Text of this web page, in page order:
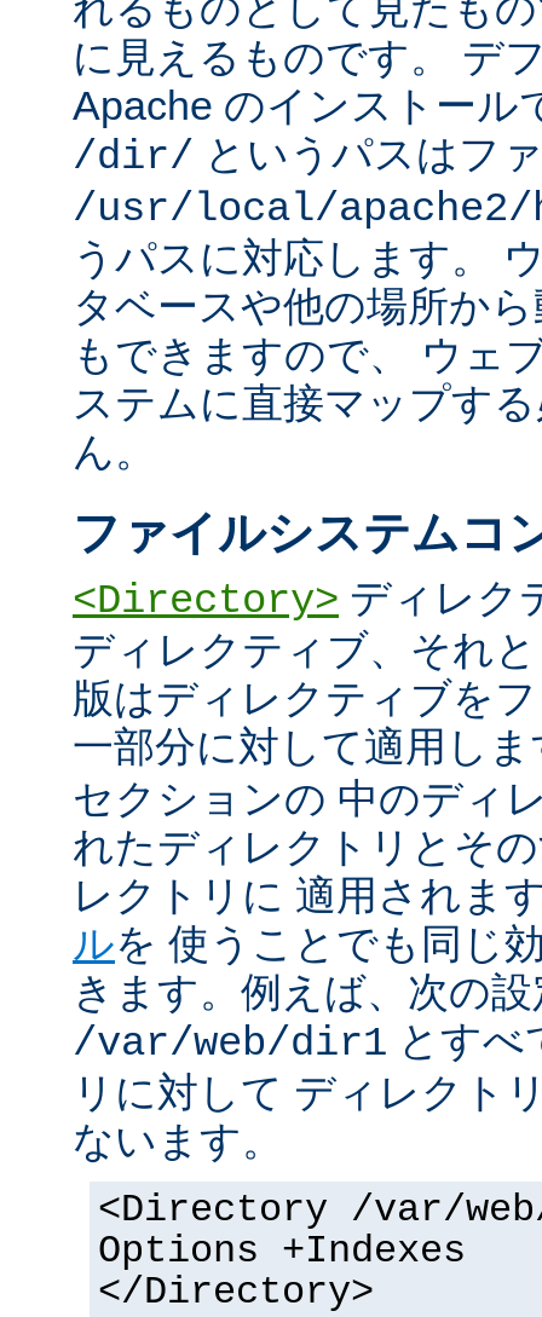
に見えるものです。 デ
Apache のインストール
/dir/ というパスはフ
/usr/local/
うパスに対応します。
タベースや他の場所か
もできますので、 ウェ
ステムに直接マップす
ん。
ファイルシステムコ
<Directory> ディレク
ディレクティブ、それ
版はディレクティブを
一部分に対して適用し
セクションの 中のディ
れたディレクトリとそ
レクトリに 適用されま
ルを 使うことでも同じ
きます。例えば、次の
/var/web/dir1 とすべ
リに対して ディレクト
ないます。
<Directory /var/
Options +Indexes
</Directory>